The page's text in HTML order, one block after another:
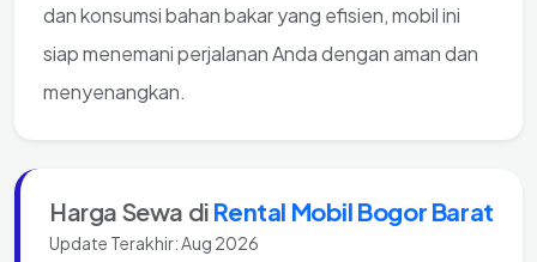
dan konsumsi bahan bakar yang efisien, mobil ini
siap menemani perjalanan Anda dengan aman dan
menyenangkan.
Harga Sewa di Rental Mobil Bogor Barat
Update Terakhir: Aug 2026